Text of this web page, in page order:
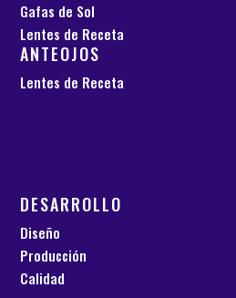
Gafas de Sol
Lentes de Receta
ANTEOJOS
Lentes de Receta
DESARROLLO
Diseño
Producción
Calidad